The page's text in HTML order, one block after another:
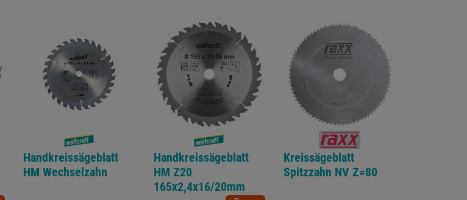
Handkreissägeblatt
HM Wechselzahn
Handkreissägeblatt
HM Z20
165x2,4x16/20mm
Kreissägeblatt
Spitzzahn NV Z=80